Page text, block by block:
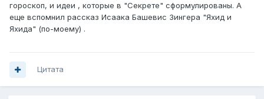
гороскоп, и идеи , которые в "Секрете" сформулированы. А
еще вспомнил рассказ Исаака Башевис Зингера "Яхид и
Яхида" (по-моему) .
Цитата